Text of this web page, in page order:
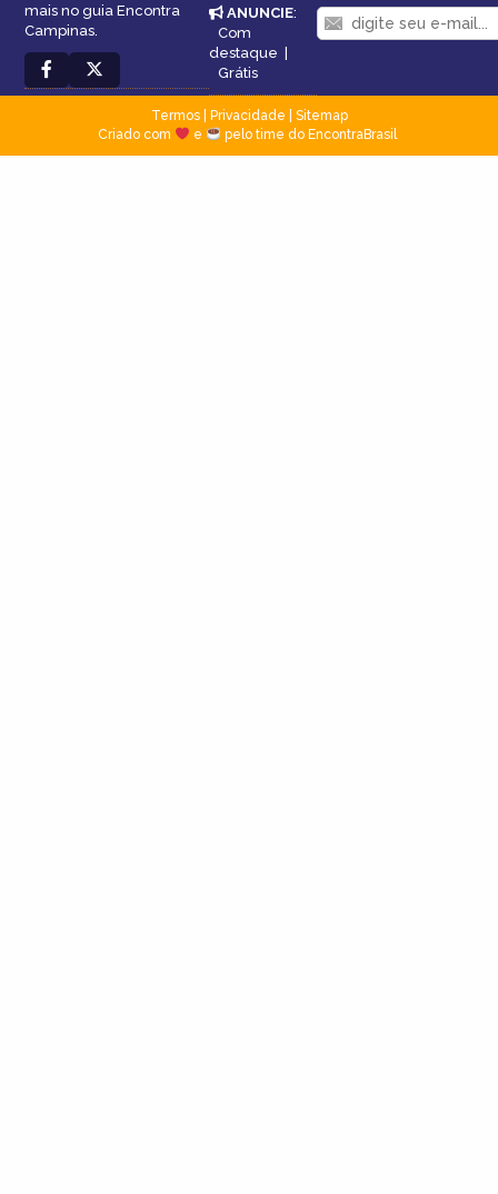
mais no guia Encontra
Campinas.
ANUNCIE:
Com
destaque |
Grátis
Termos| Privacidade
Sitemap
Criado com
e pelo time do EncontraBrasil